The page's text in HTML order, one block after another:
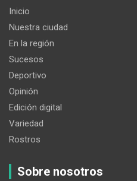
Inicio
Nuestra ciudad
En la región
Sucesos
Deportivo
Opinión
Edición digital
Variedad
Rostros
Sobre nosotros